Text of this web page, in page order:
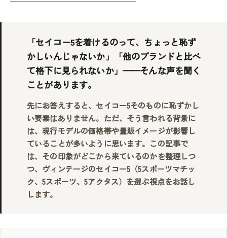
「セイコー5を着けるのって、ちょっと恥ず
かしいんじゃないか」「他のブランドと比べ
て格下に見られないか」——そんな声を聞く
ことがあります。
先にお答えすると、セイコー5そのものに恥ずかし
い要素はありません。ただ、そう言われる背景に
は、現行モデルの価格帯や量販イメージが影響し
ていることが多いように思います。この記事で
は、その印象がどこから来ているのかを整理しつ
つ、ヴィンテージのセイコー5（5スポーツマチッ
ク、5スポーツ、5アクタス）を選ぶ視点をお話し
します。